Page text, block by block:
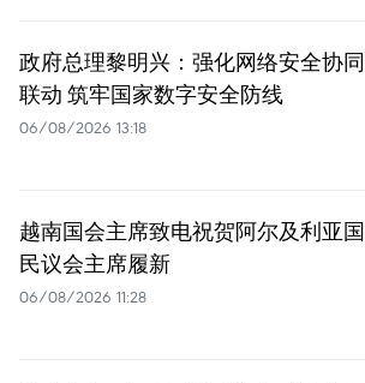
政府总理黎明兴：强化网络安全协同
联动 筑牢国家数字安全防线
06/08/2026 13:18
越南国会主席致电祝贺阿尔及利亚国
民议会主席履新
06/08/2026 11:28